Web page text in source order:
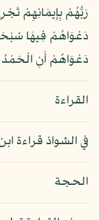
رَبُّهُمْ بِإِيمَانِهِمْ
دَعْوَاهُمْ فِيهَا
دَعْوَاهُمْ أَنِ الْحَمْدُ
القراءة
في الشواذ قراءة
الحجة